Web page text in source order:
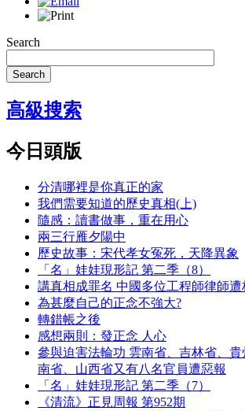
Search
Search
高級搜索
今日頭版
分清哪裡是你真正的家
我們需要知道的歷史真相(上)
隨感：讀書做事，重在用心
兩三行雁夕陽中
歷史故事：宋代孝女冤死，天降異象
「名」娃娃現形記 第二季（8）
講真相成罪名 中國多位工程師律師遭
為甚麼自己的正念不強大?
轉錯帳之後
感想兩則：發正念 人心
參與迫害法輪功 雲南省、吉林省、
南省、山西省又有八名官員遭惡報
「名」娃娃現形記 第二季（7）
《清流》正見周報 第952期